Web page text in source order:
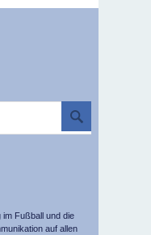
im Fußball und die
auf allen